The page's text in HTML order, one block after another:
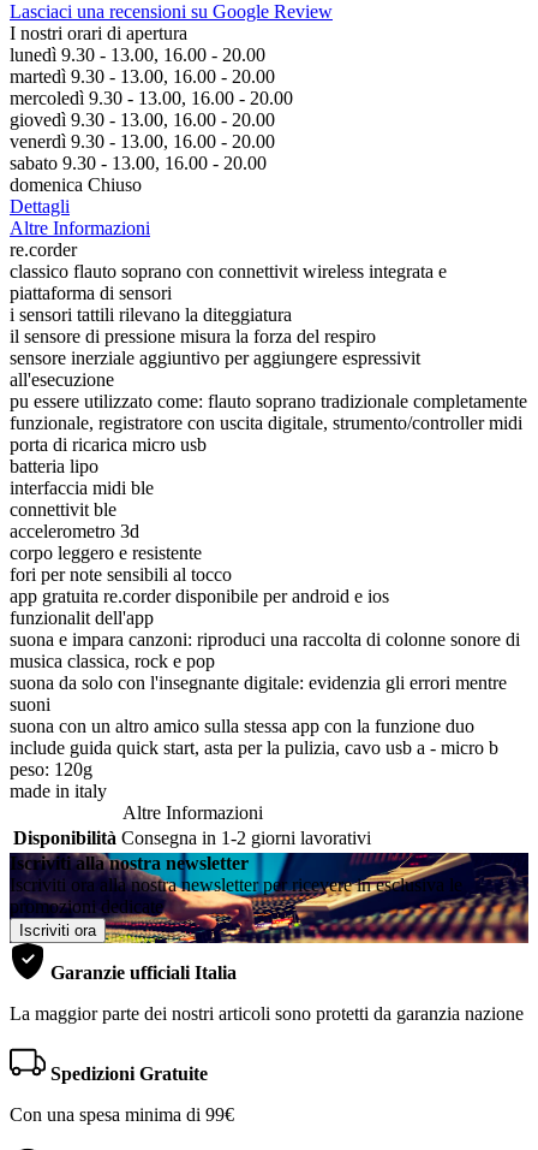
Lasciaci una recensioni su Google Review
I nostri orari di apertura
lunedì 9.30 - 13.00, 16.00 - 20.00
martedì 9.30 - 13.00, 16.00 - 20.00
mercoledì 9.30 - 13.00, 16.00 - 20.00
giovedì 9.30 - 13.00, 16.00 - 20.00
venerdì 9.30 - 13.00, 16.00 - 20.00
sabato 9.30 - 13.00, 16.00 - 20.00
domenica Chiuso
Dettagli
Altre Informazioni
re.corder
classico flauto soprano con connettivit wireless integrata e
piattaforma di sensori
i sensori tattili rilevano la diteggiatura
il sensore di pressione misura la forza del respiro
sensore inerziale aggiuntivo per aggiungere espressivit
all'esecuzione
pu essere utilizzato come: flauto soprano tradizionale completamente
funzionale, registratore con uscita digitale, strumento/controller midi
porta di ricarica micro usb
batteria lipo
interfaccia midi ble
connettivit ble
accelerometro 3d
corpo leggero e resistente
fori per note sensibili al tocco
app gratuita re.corder disponibile per android e ios
funzionalit dell'app
suona e impara canzoni: riproduci una raccolta di colonne sonore di
musica classica, rock e pop
suona da solo con l'insegnante digitale: evidenzia gli errori mentre
suoni
suona con un altro amico sulla stessa app con la funzione duo
include guida quick start, asta per la pulizia, cavo usb a - micro b
peso: 120g
made in italy
Altre Informazioni
Disponibilità Consegna in 1-2 giorni lavorativi
Iscriviti alla nostra newsletter
Iscriviti ora alla nostra newsletter per ricevere in esclusiva le
promozioni dedicate
Iscriviti ora
Garanzie ufficiali Italia
La maggior parte dei nostri articoli sono protetti da garanzia nazione
Spedizioni Gratuite
Con una spesa minima di 99€